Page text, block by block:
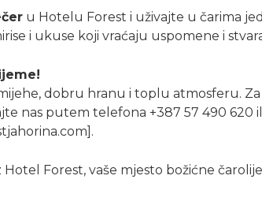
u Hotelu Forest i uživajte u čarima
i ukuse koji vraćaju uspomene i
dobru hranu i toplu atmosferu.
nas putem telefona +387 57 490 620
].
Forest, vaše mjesto božićne